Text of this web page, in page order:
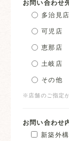
お問い合わせ
多治見店
可児店
恵那店
土岐店
その他
※店舗のご指定
お問い合わせ
新築外